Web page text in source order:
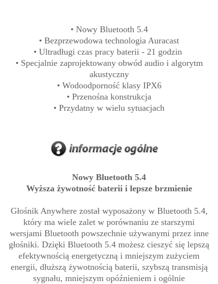
• Nowy Bluetooth 5.4
• Bezprzewodowa technologia Auracast
• Ultradługi czas pracy baterii - 21 godzin
• Specjalnie zaprojektowany obwód audio i algorytm
akustyczny
• Wodoodporność klasy IPX6
• Przenośna konstrukcja
• Przydatny w wielu sytuacjach
Nowy Bluetooth 5.4
Wyższa żywotność baterii i lepsze brzmienie
Głośnik Anywhere został wyposażony w Bluetooth 5.4,
który ma wiele zalet w porównaniu ze starszymi
wersjami Bluetooth powszechnie używanymi przez inne
głośniki. Dzięki Bluetooth 5.4 możesz cieszyć się lepszą
efektywnością energetyczną i mniejszym zużyciem
energii, dłuższą żywotnością baterii, szybszą transmisją
sygnału, mniejszym opóźnieniem i ogólnie